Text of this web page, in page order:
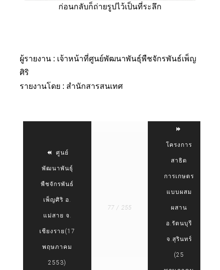
ก่อนกลับก็ถ่ายรูปไว้เป็นที่ระลึก
ผู้รายงาน : เจ้าหน้าที่ศูนย์พัฒนาพันธุ์พืชจักรพันธ์เพ็ญ
ศิริ
รายงานโดย : สำนักสารสนเทศ
ศูนย์
พัฒนาพันธุ์
พืชจักรพันธ์
เพ็ญศิริ อ.
แม่สาย จ.
เชียงราย(17
พฤษภาคม
2553)
77 / 255
โครงการ
สาธิต
การเกษตร
แบบผสม
ผสาน
อ.รัตนบุรี
จ.สุรินทร์
(25